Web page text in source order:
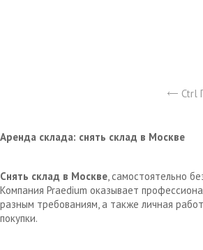
Ctrl
Аренда склада: снять склад в Москве
Снять склад в Москве, самостоятельно
Компания Praedium оказывает
разным требованиям, а также личная
покупки.